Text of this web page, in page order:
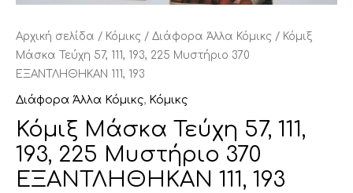
Αρχική σελίδα / Κόμικς / Διάφορα Άλλα Κόμικς / Κόμιξ
Μάσκα Τεύχη 57, 111, 193, 225 Μυστήριο 370
ΕΞΑΝΤΛΗΘΗΚΑΝ 111, 193
Διάφορα Άλλα Κόμικς, Κόμικς
Κόμιξ Μάσκα Τεύχη 57, 111,
193, 225 Μυστήριο 370
ΕΞΑΝΤΛΗΘΗΚΑΝ 111, 193